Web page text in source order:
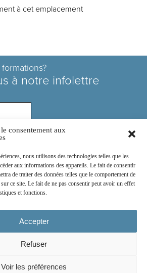
consentement aux
nous utilisons des technologies telles que les
aux informations des appareils. Le fait de consentir
de traiter des données telles que le comportement de
ce site. Le fait de ne pas consentir peut avoir un effet
et fonctions.
Accepter
Refuser
Voir les préférences
à cet emplacement
à notre infolettre
214.2